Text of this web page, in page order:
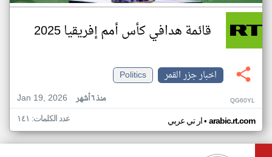
قائمة هدافي كأس أمم إفريقيا 2025
اخبار جزر القمر
Politics
Jan 19, 2026
منذ ٦ أشهر QG60YL
ار تي عربي• arabic.rt.com عدد الكلمات: ١٤١